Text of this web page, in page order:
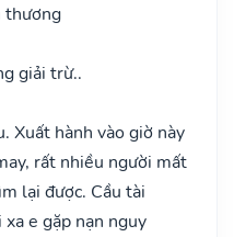
thương
giải trừ..
Xuất hành vào giờ này
rất nhiều người mất
lại được. Cầu tài
e gặp nạn nguy